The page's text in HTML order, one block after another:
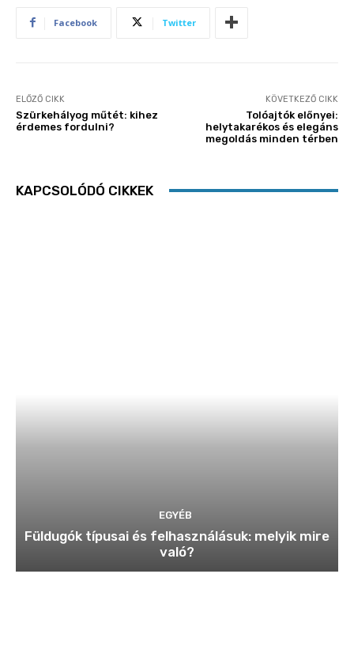
Facebook Twitter
ELŐZŐ CIKK
Szürkehályog műtét: kihez
érdemes fordulni?
KÖVETKEZŐ CIKK
Tolóajtók előnyei:
helytakarékos és elegáns
megoldás minden térben
KAPCSOLÓDÓ CIKKEK
EGYÉB
Füldugók típusai és felhasználásuk: melyik mire
való?